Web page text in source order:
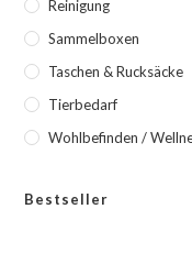
Reinigung
Sammelboxen
Taschen & Rucksäcke
Tierbedarf
Wohlbefinden /
Bestseller